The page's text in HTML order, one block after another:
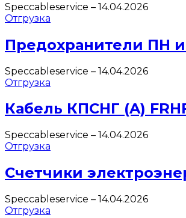
Speccableservice – 14.04.2026
Отгрузка
Предохранители ПН
Speccableservice – 14.04.2026
Отгрузка
Кабель КПСНГ (A)
Speccableservice – 14.04.2026
Отгрузка
Счетчики
Speccableservice – 14.04.2026
Отгрузка